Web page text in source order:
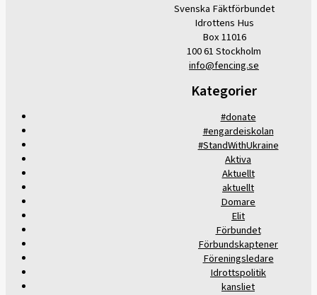
Svenska Fäktförbundet
Idrottens Hus
Box 11016
100 61 Stockholm
info@fencing.se
Kategorier
#donate
#engardeiskolan
#StandWithUkraine
Aktiva
Aktuellt
aktuellt
Domare
Elit
Förbundet
Förbundskaptener
Föreningsledare
Idrottspolitik
kansliet